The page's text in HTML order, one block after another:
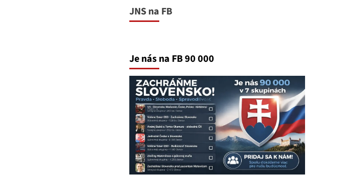
JNS na FB
Je nás na FB 90 000